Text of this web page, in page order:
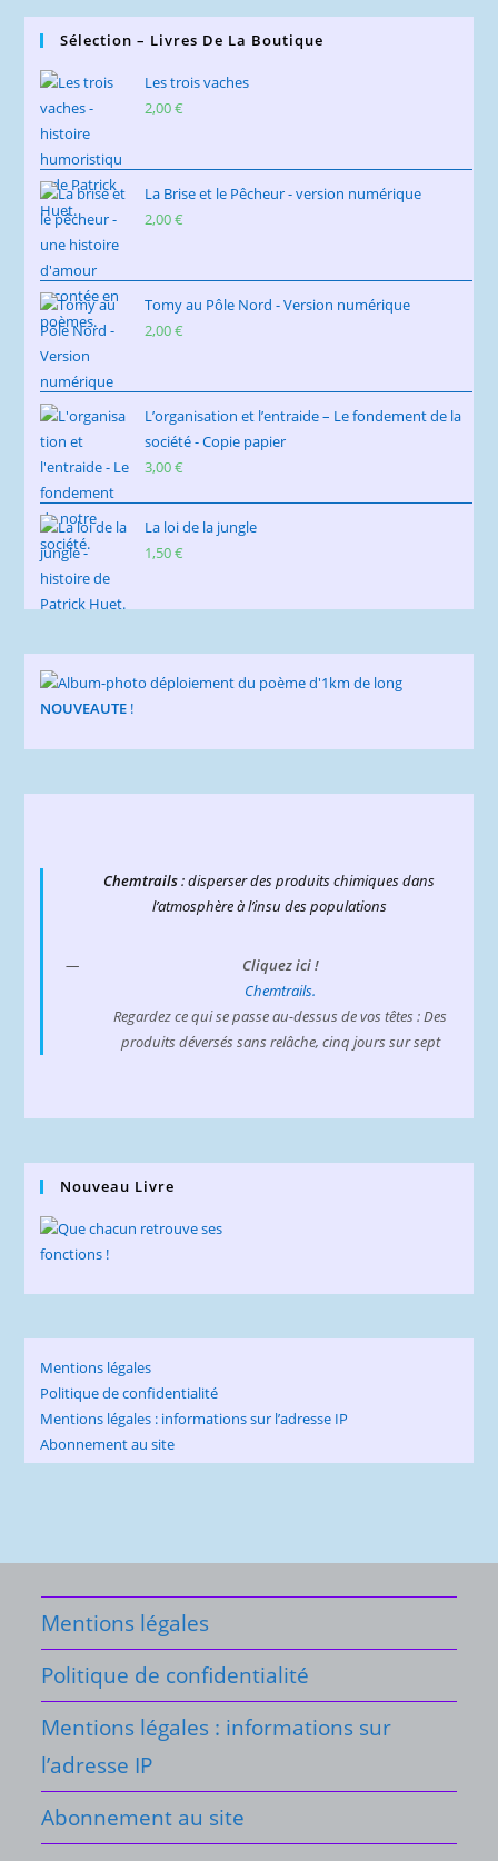
Sélection – Livres De La Boutique
Les trois vaches
2,00€
La Brise et le Pêcheur - version numérique
2,00€
Tomy au Pôle Nord - Version numérique
2,00€
L’organisation et l’entraide – Le fondement de la
société - Copie papier
3,00€
La loi de la jungle
1,50€
NOUVEAUTE !
Chemtrails: disperser des produits chimiques dans
l’atmosphère à l’insu des populations
Cliquez ici !
Chemtrails.
Regardez ce qui se passe au-dessus de vos têtes : Des
produits déversés sans relâche, cinq jours sur sept
Nouveau Livre
Mentions légales
Politique de confidentialité
Mentions légales : informations sur l’adresse IP
Abonnement au site
Mentions légales
Politique de confidentialité
Mentions légales : informations sur
l’adresse IP
Abonnement au site